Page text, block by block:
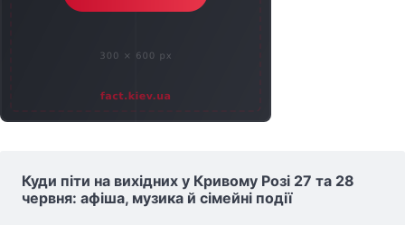
Куди піти на вихідних у Кривому Розі 27 та 28
червня: афіша, музика й сімейні події